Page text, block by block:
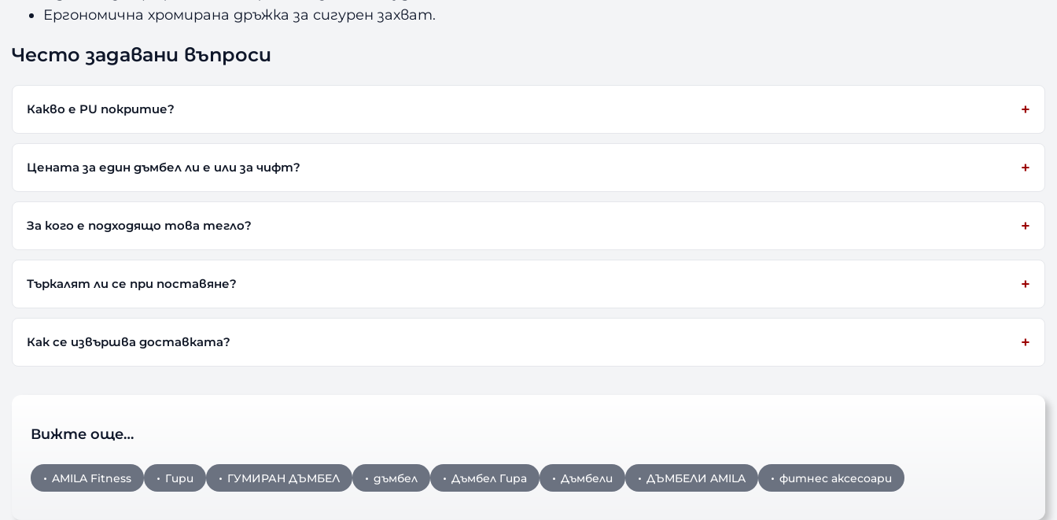
Ергономична хромирана дръжка за сигурен захват.
Често задавани въпроси
Какво е PU покритие?
Цената за един дъмбел ли е или за чифт?
За кого е подходящо това тегло?
Търкалят ли се при поставяне?
Как се извършва доставката?
Вижте още…
AMILA Fitness Гири ГУМИРАН ДЪМБЕЛ дъмбел Дъмбел Гира Дъмбели ДЪМБЕЛИ AMILA фитнес аксесоари